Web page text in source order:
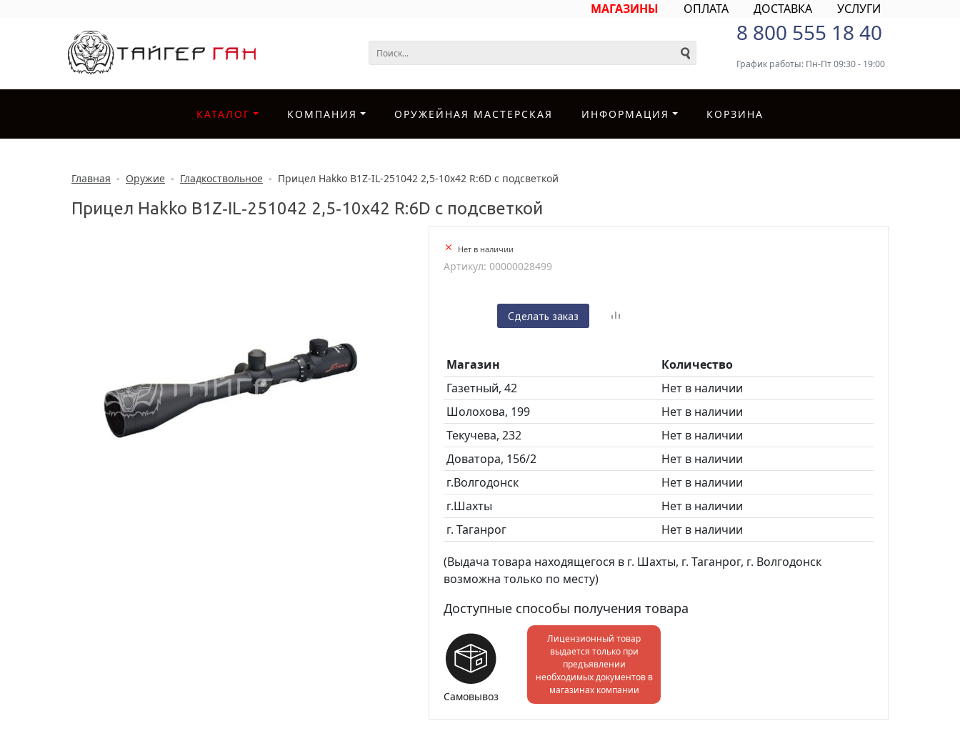
МАГАЗИНЫ ОПЛАТА ДОСТАВКА УСЛУГИ
8 800 555 18 40
График работы: Пн-Пт 09:30 - 19:00
КАТАЛОГ КОМПАНИЯ ОРУЖЕЙНАЯ МАСТЕРСКАЯ ИНФОРМАЦИЯ КОРЗИНА
Главная - Оружие - Гладкоствольное - Прицел Hakko B1Z‐IL‐251042 2,5‐10x42 R:6D с подсветкой
Прицел Hakko B1Z‐IL‐251042 2,5‐10x42 R:6D с подсветкой
Нет в наличии
Артикул: 00000028499
Сделать заказ
Магазин
Количество
Газетный, 42
Нет в наличии
Шолохова, 199
Нет в наличии
Текучева, 232
Нет в наличии
Доватора, 156/2
Нет в наличии
г.Волгодонск
Нет в наличии
г.Шахты
Нет в наличии
г. Таганрог
Нет в наличии
(Выдача товара находящегося в г. Шахты, г. Таганрог, г. Волгодонск
возможна только по месту)
Доступные способы получения товара
Самовывоз
Лицензионный товар
выдается только при
предъявлении
необходимых документов в
магазинах компании